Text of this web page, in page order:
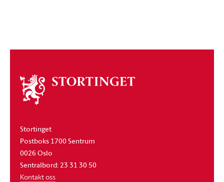
Om
stortinget
Stortinget
Postboks 1700 Sentrum
0026 Oslo
Sentralbord: 23 31 30 50
Kontakt oss